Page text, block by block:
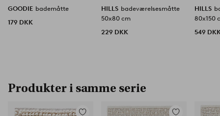
GOODIE bademåtte
179 DKK
HILLS badeværelsesmåtte
50x80 cm
229 DKK
HILLS
80x150
549
Produkter i samme serie